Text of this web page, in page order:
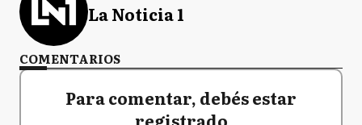
La Noticia 1
COMENTARIOS
Para comentar, debés estar
registrado